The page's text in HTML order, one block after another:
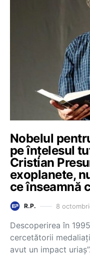
Nobelul
pe înțelesul
Cristian
exoplanete,
ce înseamnă
R.P. 8
Descoperirea în
cercetătorii
avut un impact